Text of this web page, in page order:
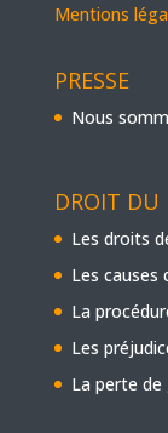
Mentions
PRESSE
Nous
DROIT DU
Les droits
Les causes
La
Les
La perte de